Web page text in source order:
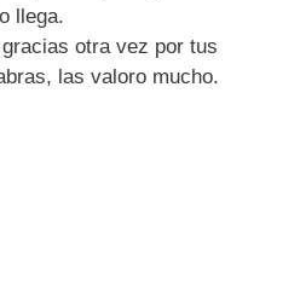
llega.
otra vez por tus
las valoro mucho.